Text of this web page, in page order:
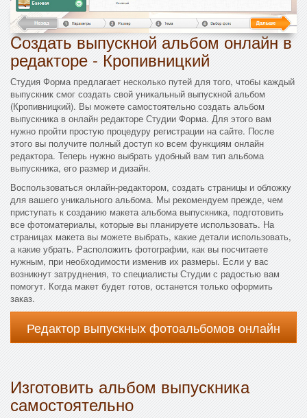
Cоздать выпускной альбом онлайн в
редакторе - Кропивницкий
Студия Форма предлагает несколько путей для того, чтобы каждый
выпускник смог создать свой уникальный выпускной альбом
(Кропивницкий). Вы можете самостоятельно создать альбом
выпускника в онлайн редакторе Студии Форма. Для этого вам
нужно пройти простую процедуру регистрации на сайте. После
этого вы получите полный доступ ко всем функциям онлайн
редактора. Теперь нужно выбрать удобный вам тип альбома
выпускника, его размер и дизайн.
Воспользоваться онлайн-редактором, создать страницы и обложку
для вашего уникального альбома. Мы рекомендуем прежде, чем
приступать к созданию макета альбома выпускника, подготовить
все фотоматериалы, которые вы планируете использовать. На
страницах макета вы можете выбрать, какие детали использовать,
а какие убрать. Расположить фотографии, как вы посчитаете
нужным, при необходимости изменив их размеры. Если у вас
возникнут затруднения, то специалисты Студии с радостью вам
помогут. Когда макет будет готов, останется только оформить
заказ.
Редактор выпускных фотоальбомов онлайн
Изготовить альбом выпускника
самостоятельно